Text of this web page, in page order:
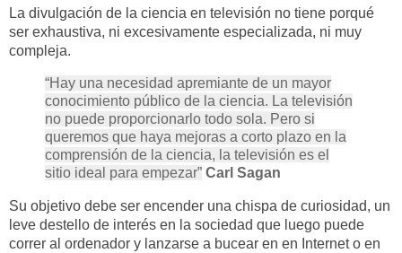
La divulgación de la ciencia en televisión no tiene porqué
ser exhaustiva, ni excesivamente especializada, ni muy
compleja.
“Hay una necesidad apremiante de un mayor
conocimiento público de la ciencia. La televisión
no puede proporcionarlo todo sola. Pero si
queremos que haya mejoras a corto plazo en la
comprensión de la ciencia, la televisión es el
sitio ideal para empezar” Carl Sagan
Su objetivo debe ser encender una chispa de curiosidad, un
leve destello de interés en la sociedad que luego puede
correr al ordenador y lanzarse a bucear en en Internet o en